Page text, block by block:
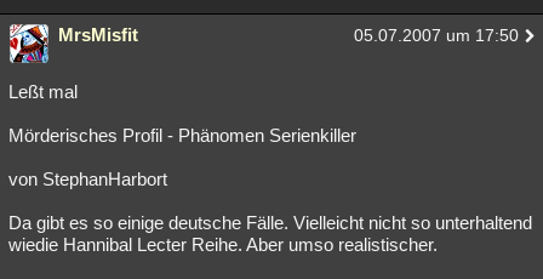
MrsMisfit 05.07.2007 um 17:50
Leßt mal
Mörderisches Profil - Phänomen Serienkiller
von StephanHarbort
Da gibt es so einige deutsche Fälle. Vielleicht nicht so unterhaltend
wiedie Hannibal Lecter Reihe. Aber umso realistischer.